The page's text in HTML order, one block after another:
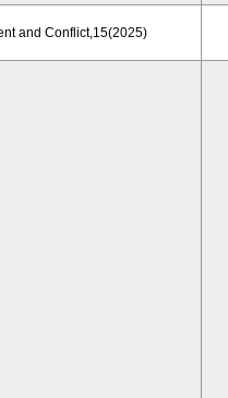
and Conflict,15(2025)